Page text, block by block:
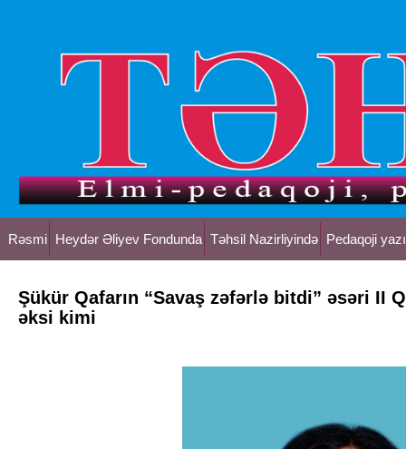
Rəsmi Heydər Əliyev Fondunda Təhsil Nazirliyində Pedaqoji
Şükür Qafarın “Savaş zəfərlə bitdi” əsəri II
əksi kimi